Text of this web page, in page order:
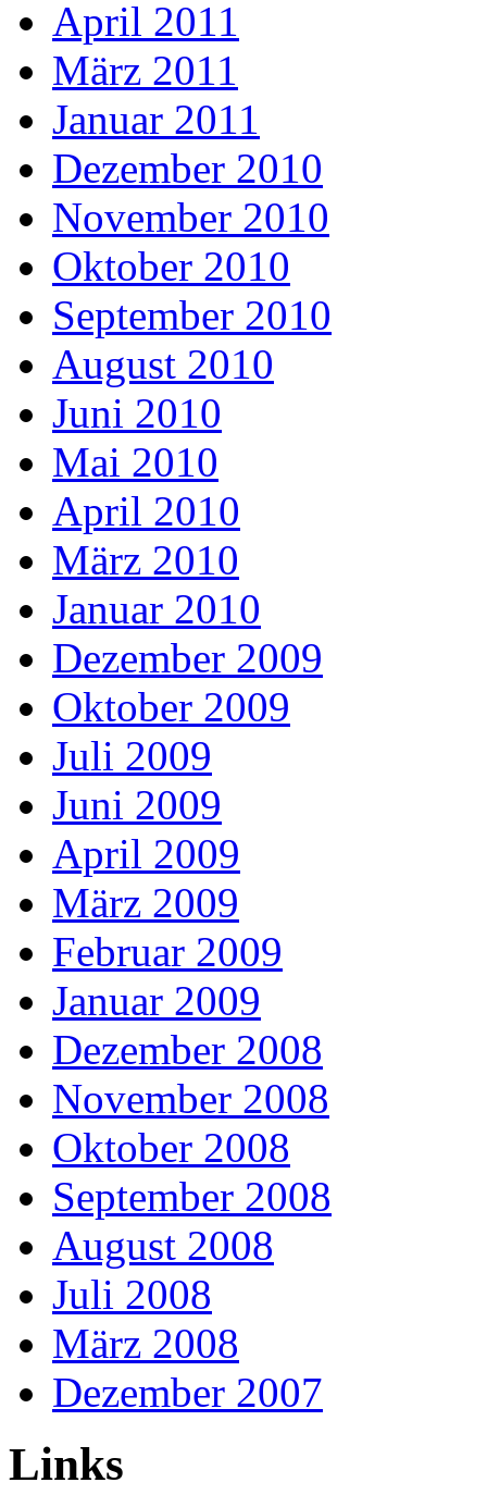
April 2011
März 2011
Januar 2011
Dezember 2010
November 2010
Oktober 2010
September 2010
August 2010
Juni 2010
Mai 2010
April 2010
März 2010
Januar 2010
Dezember 2009
Oktober 2009
Juli 2009
Juni 2009
April 2009
März 2009
Februar 2009
Januar 2009
Dezember 2008
November 2008
Oktober 2008
September 2008
August 2008
Juli 2008
März 2008
Dezember 2007
Links